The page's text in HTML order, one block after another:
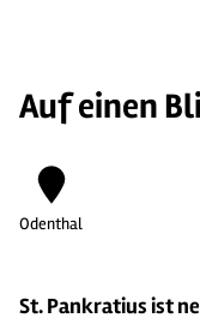
Auf einen
Odenthal
St. Pankratius ist